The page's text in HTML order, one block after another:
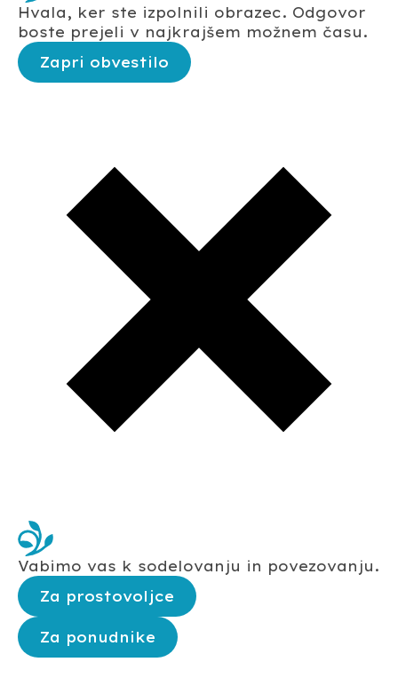
Hvala, ker ste izpolnili obrazec. Odgovor
boste prejeli v najkrajšem možnem času.
Zapri obvestilo
Vabimo vas k sodelovanju in povezovanju.
Za prostovoljce
Za ponudnike